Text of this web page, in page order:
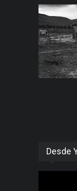
Desde